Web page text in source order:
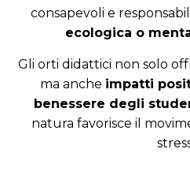
consapevoli e
ecologica o
Gli orti didattici non solo
ma anche impatti
benessere degli
natura favorisce il